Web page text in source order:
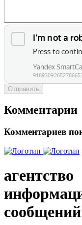
Отправить
Комментарии
Комментариев
агентство
сообщений